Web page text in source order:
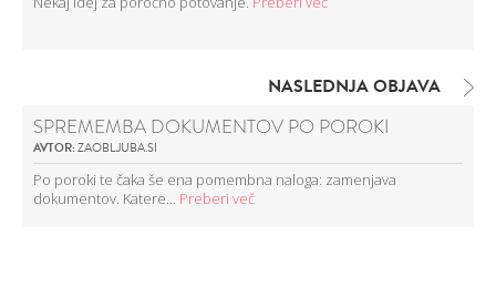
NASLEDNJA OBJAVA
SPREMEMBA DOKUMENTOV PO POROKI
AVTOR:ZAOBLJUBA.SI
Po poroki te čaka še ena pomembna naloga: zamenjava
dokumentov. Katere... Preberi več